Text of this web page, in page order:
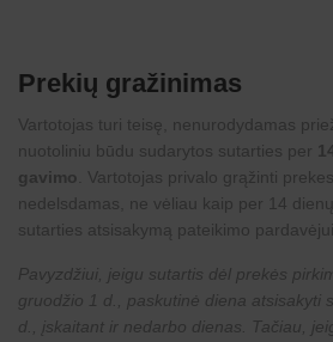
Prekių gražinimas
Vartotojas turi teisę, nenurodydamas
nuotoliniu būdu sudarytos sutarties per
gavimo . Vartotojas privalo grąžinti
nedelsdamas, ne vėliau kaip per 14
sutarties atsisakymą pateikimo pardavėjui
Pavyzdžiui, jeigu sutartis dėl prekės
gruodžio 1 d., paskutinė diena atsisakyti
d., įskaitant ir nedarbo dienas. Tačiau,